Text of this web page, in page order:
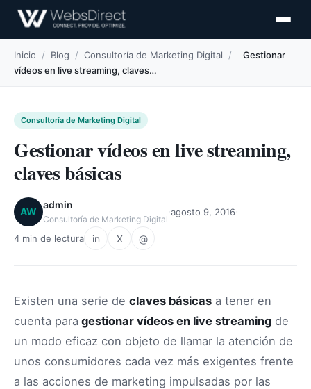
Inicio / Blog / Consultoría de Marketing Digital /
Gestionar
vídeos en live streaming, claves…
Consultoría de Marketing Digital
Gestionar vídeos en live streaming,
claves básicas
AW
admin
Consultoría de Marketing Digital
agosto 9, 2016
4 min de lectura in X @
Existen una serie de claves básicas a tener en
cuenta para gestionar vídeos en live streaming de
un modo eficaz con objeto de llamar la atención de
unos consumidores cada vez más exigentes frente
a las acciones de marketing impulsadas por las